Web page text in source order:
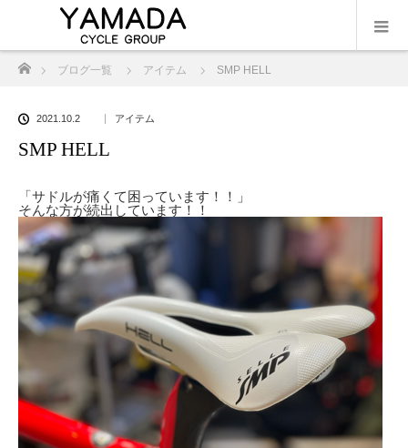
ブログ一覧 アイテム SMP HELL
2021.10.2 アイテム
SMP HELL
「サドルが痛くて困っています！！」
そんな方が続出しています！！